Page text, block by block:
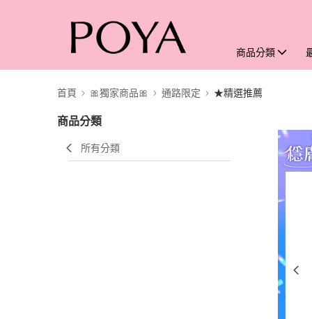
商品分類
首頁 🎀獨家商品🎀 通路限定 ★精選推薦
商品分類
所有分類